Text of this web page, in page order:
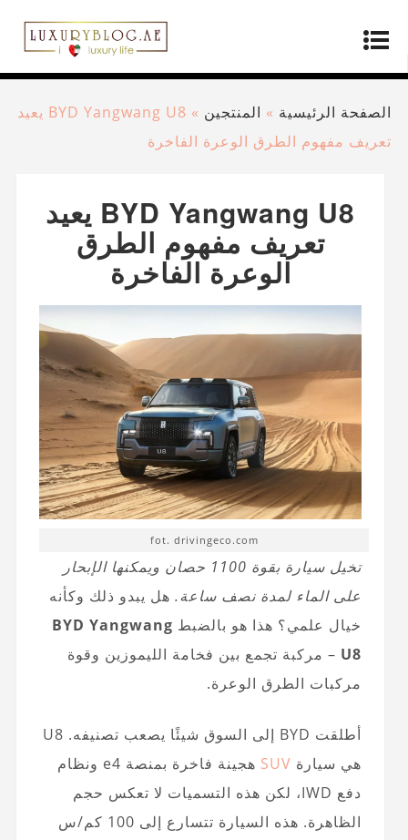
الصفحة الرئيسية » المنتجين »
BYD Yangwang U8 يعيد
تعريف مفهوم الطرق الوعرة الفاخرة
BYD Yangwang U8 يعيد
تعريف مفهوم الطرق
الوعرة الفاخرة
fot. drivingeco.com
تخيل سيارة بقوة 1100 حصان ويمكنها الإبحار
على الماء لمدة نصف ساعة.هل يبدو ذلك وكأنه
خيال علمي؟ هذا هو بالضبط BYD Yangwang
U8 – مركبة تجمع بين فخامة الليموزين وقوة
مركبات الطرق الوعرة.
أطلقت BYD إلى السوق شيئًا يصعب تصنيفه. U8
هي سيارة SUV
هجينة فاخرة بمنصة e4 ونظام
دفع IWD، لكن هذه التسميات لا تعكس حجم
الظاهرة. هذه السيارة تتسارع إلى 100 كم/س